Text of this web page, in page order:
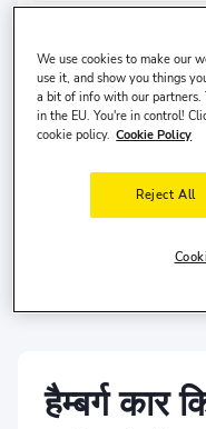
10 अग॰, सोम
ड्रॉप-ऑफ दिनांक
13 अग॰, गुरु
अलग ड्रॉप ऑफ स्थान?
हैम्बर्ग कार
We use cookies to make our
use it, and show you things
a bit of info with our
in the EU. You're in control!
cookie policy. Cookie Policy
Reject All